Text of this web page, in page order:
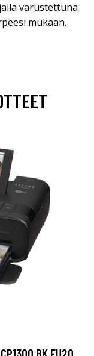
varustettuna
mukaan.